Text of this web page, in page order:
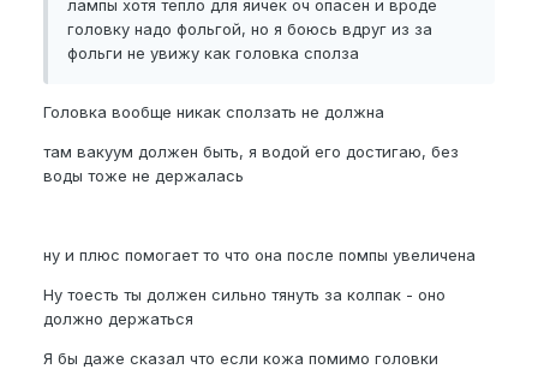
лампы хотя тепло для яичек оч опасен и вроде
головку надо фольгой, но я боюсь вдруг из за
фольги не увижу как головка сполза
Головка вообще никак сползать не должна
там вакуум должен быть, я водой его достигаю, без
воды тоже не держалась
ну и плюс помогает то что она после помпы увеличена
Ну тоесть ты должен сильно тянуть за колпак - оно
должно держаться
Я бы даже сказал что если кожа помимо головки